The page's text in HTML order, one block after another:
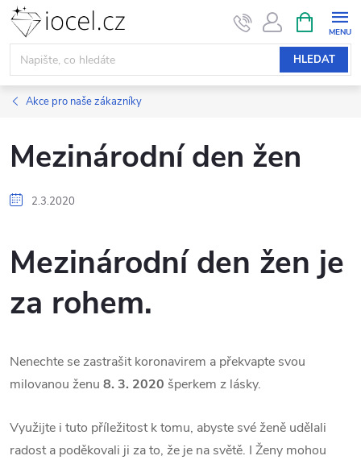
Přejít
obsah
HLEDAT
NÁKUPNÍ
KOŠÍK
Akce pro naše zákazníky
Mezinárodní den žen
2.3.2020
Mezinárodní den žen je
za rohem.
Nenechte se zastrašit koronavirem a překvapte svou
milovanou ženu 8. 3. 2020 šperkem z lásky.
Využijte i tuto příležitost k tomu, abyste své ženě udělali
radost a poděkovali ji za to, že je na světě. I Ženy mohou